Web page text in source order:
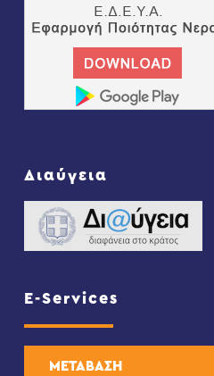
Διαύγεια
E-Services
ΜΕΤΑΒΑΣΗ